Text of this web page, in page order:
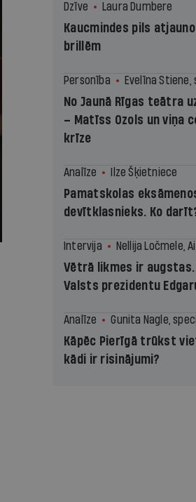
Dzīve Laura Dumbere
Kaucmindes pils
brillēm
Personība Evelīna Stiene,
No Jaunā Rīgas teātra
– Matīss Ozols un viņa
krīze
Analīze Ilze Šķietniece
Pamatskolas
devītklasnieks. Ko
Intervija Nellija Ločmele,
Vētrā likmes ir
Valsts prezidentu
Analīze Gunita Nagle,
Kāpēc Pierīgā trūkst
kādi ir risinājumi?